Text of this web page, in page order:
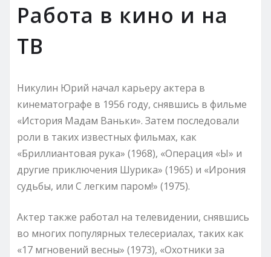
Работа в кино и на
ТВ
Никулин Юрий начал карьеру актера в
кинематографе в 1956 году, снявшись в фильме
«История Мадам Ваньки». Затем последовали
роли в таких известных фильмах, как
«Бриллиантовая рука» (1968), «Операция «Ы» и
другие приключения Шурика» (1965) и «Ирония
судьбы, или С легким паром!» (1975).
Актер также работал на телевидении, снявшись
во многих популярных телесериалах, таких как
«17 мгновений весны» (1973), «Охотники за